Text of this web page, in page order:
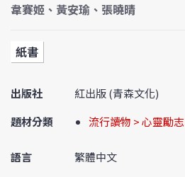
韋賽姬、黃安瑜、張曉晴
紙書
出版社
紅出版 (青森文化)
題材分類
流行讀物 > 心靈勵志
語言
繁體中文